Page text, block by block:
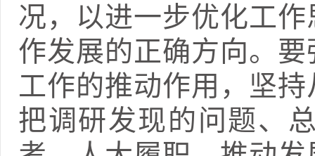
况，以进一步优化工
作发展的正确方向。
工作的推动作用，坚
把调研发现的问题、